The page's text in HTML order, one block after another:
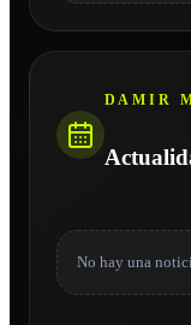
DAMIR
No hay una